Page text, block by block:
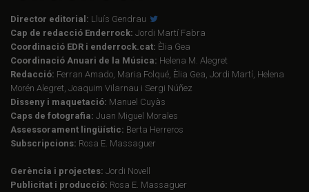
Director editorial: Lluís Gendrau
Cap de redacció Enderrock: Jordi Martí Fabra
Coordinació EDR i enderrock.cat: Èlia Gea
Coordinació Anuari de la Música: Helena M. Alegret
Redacció: Ferran Amado, Maria Folqué, Èlia Gea, Jordi Martí, Helena
Morén Alegret, Joaquim Vilarnau i Sergi Núñez
Disseny i maquetació: Manuel Cuyàs
Caps de fotografia: Juan Miguel Morales
Assessorament lingüístic: Berta Herreros
Subscripcions: Rosa E. Massaguer
Gerència i projectes: Jordi Novell
Publicitat i producció: Rosa E. Massaguer